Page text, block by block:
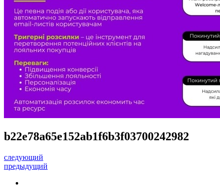
b22e78a65e152ab1f6b3f03700242982
следующий
предыдущий